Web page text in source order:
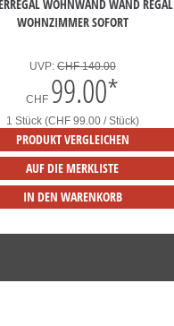
WOHNWAND WAND REGAL
WOHNZIMMER SOFORT
UVP: CHF 140.00
CHF 99.00*
1 Stück (CHF 99.00 / Stück)
PRODUKT VERGLEICHEN
AUF DIE MERKLISTE
IN DEN WARENKORB